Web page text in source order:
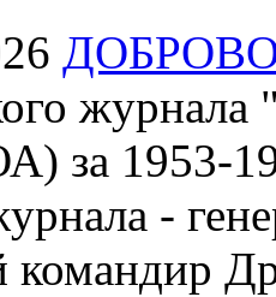
за 1953-
-
командир